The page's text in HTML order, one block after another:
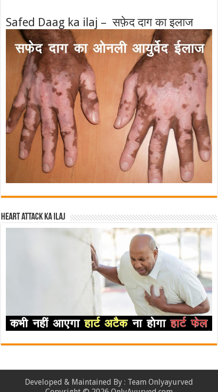
Safed Daag ka ilaj – सफ़ेद दाग का इलाज
Heart attack ka ilaj
Developed & Maintained By : Team Onlyayurved